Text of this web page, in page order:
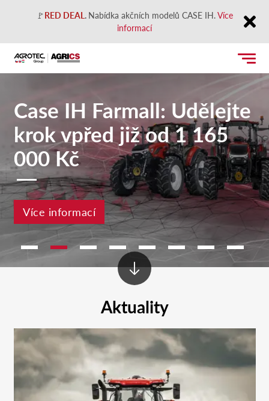
🚩RED DEAL. Nabídka akčních modelů CASE IH.Více
informací
Close
Case IH Farmall: Udělejte
krok vpřed již od 1 165
000 Kč
Více informací
Aktuality